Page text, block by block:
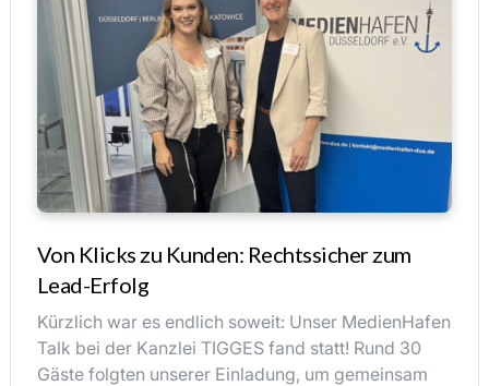
Von Klicks zu Kunden: Rechtssicher zum
Lead-Erfolg
Kürzlich war es endlich soweit: Unser MedienHafen
Talk bei der Kanzlei TIGGES fand statt! Rund 30
Gäste folgten unserer Einladung, um gemeinsam